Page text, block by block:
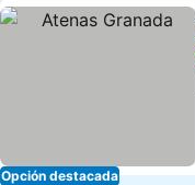
Opción destacada